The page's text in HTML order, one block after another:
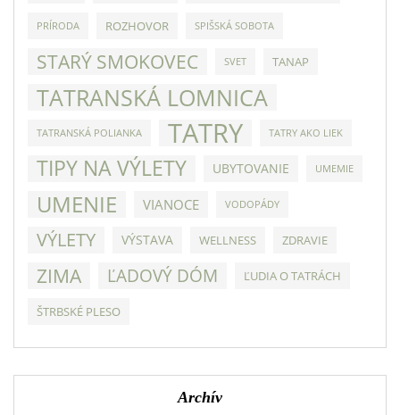
PRÍRODA ROZHOVOR SPIŠSKÁ SOBOTA
STARÝ SMOKOVEC SVET TANAP
TATRANSKÁ LOMNICA
TATRANSKÁ POLIANKA TATRY TATRY AKO LIEK
TIPY NA VÝLETY UBYTOVANIE UMEMIE
UMENIE VIANOCE VODOPÁDY
VÝLETY VÝSTAVA WELLNESS ZDRAVIE
ZIMA ĽADOVÝ DÓM ĽUDIA O TATRÁCH
ŠTRBSKÉ PLESO
Archív